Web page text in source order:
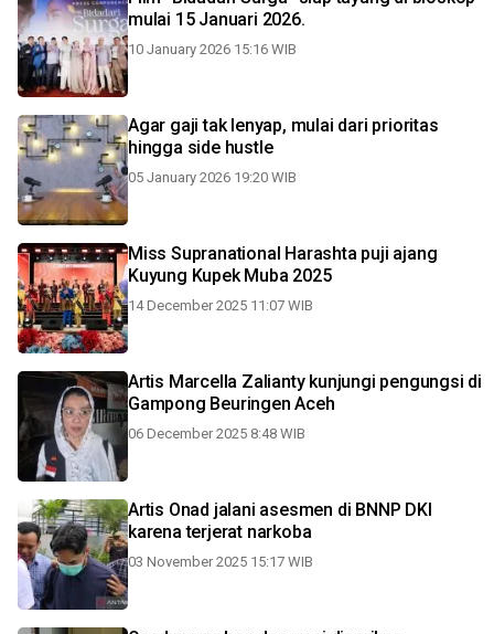
mulai 15 Januari 2026.
10 January 2026 15:16 WIB
Agar gaji tak lenyap, mulai dari prioritas
hingga side hustle
05 January 2026 19:20 WIB
Miss Supranational Harashta puji ajang
Kuyung Kupek Muba 2025
14 December 2025 11:07 WIB
Artis Marcella Zalianty kunjungi pengungsi di
Gampong Beuringen Aceh
06 December 2025 8:48 WIB
Artis Onad jalani asesmen di BNNP DKI
karena terjerat narkoba
03 November 2025 15:17 WIB